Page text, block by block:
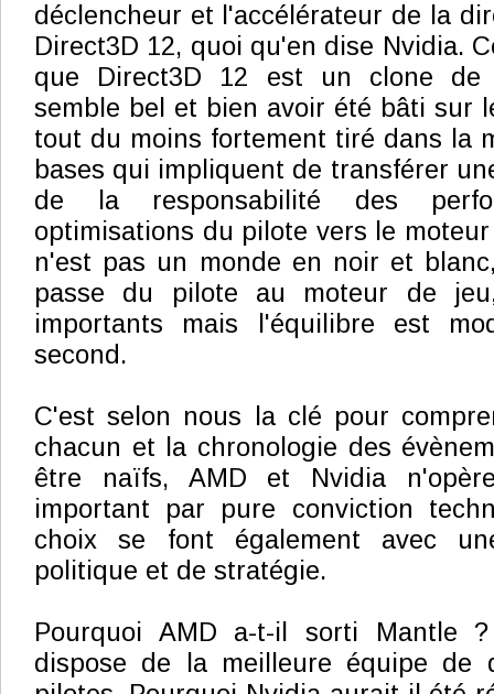
déclencheur et l'accélérateur de la
Direct3D 12, quoi qu'en dise Nvidia.
que Direct3D 12 est un clone de
semble bel et bien avoir été bâti sur
tout du moins fortement tiré dans la
bases qui impliquent de transférer
de la responsabilité des
optimisations du pilote vers le
n'est pas un monde en noir et
passe du pilote au moteur de
importants mais l'équilibre est
second.
C'est selon nous la clé pour
chacun et la chronologie des
être naïfs, AMD et Nvidia
important par pure conviction
choix se font également avec
politique et de stratégie.
Pourquoi AMD a-t-il sorti Mantle
dispose de la meilleure équipe de